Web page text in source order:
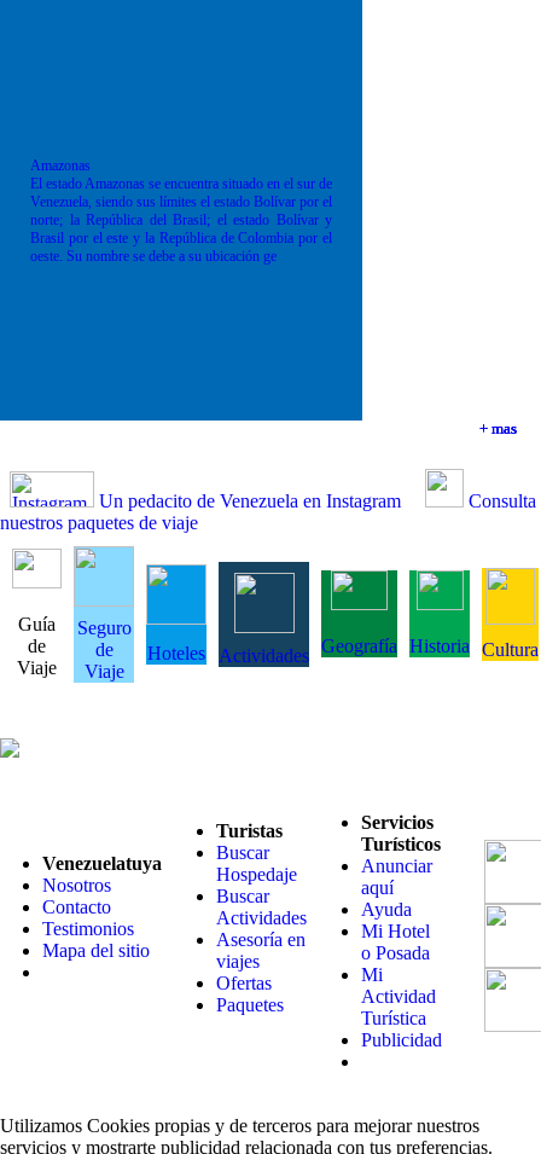
+ mas
+ mas
+ mas
Amazonas
El estado Amazonas se encuentra situado en el sur de
Venezuela, siendo sus límites el estado Bolívar por el
norte; la República del Brasil; el estado Bolívar y
Brasil por el este y la República de Colombia por el
oeste. Su nombre se debe a su ubicación ge
+ mas
Un pedacito de Venezuela en Instagram
Consulta
nuestros paquetes de viaje
Guía
de
Viaje
Seguro
de
Viaje
Hoteles Actividades Geografía Historia Cultura
Venezuelatuya
Nosotros
Contacto
Testimonios
Mapa del sitio
Turistas
Buscar
Hospedaje
Buscar
Actividades
Asesoría en
viajes
Ofertas
Paquetes
Servicios
Turísticos
Anunciar
aquí
Ayuda
Mi Hotel
o Posada
Mi
Actividad
Turística
Publicidad
Utilizamos Cookies propias y de terceros para mejorar nuestros
servicios y mostrarte publicidad relacionada con tus preferencias.